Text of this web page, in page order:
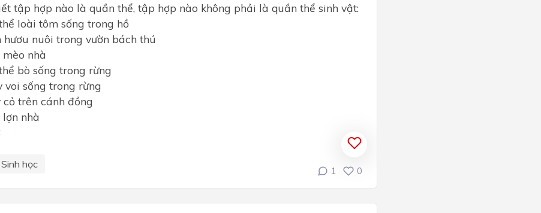
tập hợp nào là quần thể, tập hợp nào không phải là quần thể sinh vật:
loài tôm sống trong hồ
hươu nuôi trong vườn bách thú
nhà
bò sống trong rừng
voi sống trong rừng
cỏ trên cánh đồng
lợn nhà
Sinh học
1 0